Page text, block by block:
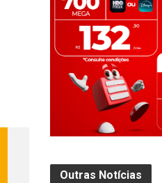
Outras Notícias